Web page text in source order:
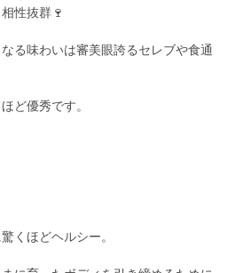
性抜群🍷
る味わいは審美眼誇るセレブや食通
ど優秀です。
くほどヘルシー。